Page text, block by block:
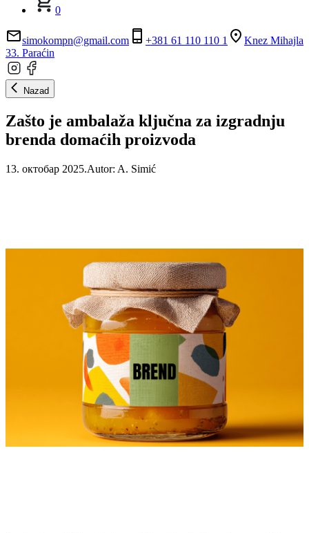
0
simokompn@gmail.com +381 61 110 110 1
Knez Mihajla
33. Paraćin
Nazad
Zašto je ambalaža ključna za izgradnju
brenda domaćih proizvoda
13. октобар 2025.Autor: A. Simić